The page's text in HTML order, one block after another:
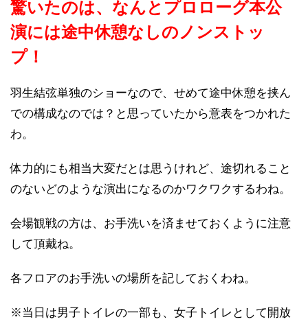
驚いたのは、なんとプロローグ本公
演には途中休憩なしのノンストッ
プ！
羽生結弦単独のショーなので、せめて途中休憩を挟ん
での構成なのでは？と思っていたから意表をつかれた
わ。
体力的にも相当大変だとは思うけれど、途切れること
のないどのような演出になるのかワクワクするわね。
会場観戦の方は、お手洗いを済ませておくように注意
して頂戴ね。
各フロアのお手洗いの場所を記しておくわね。
※当日は男子トイレの一部も、女子トイレとして開放